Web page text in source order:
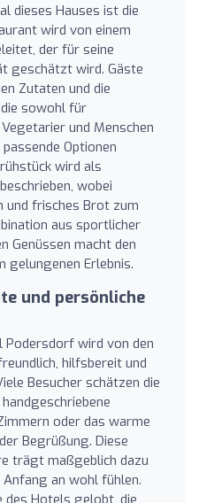
dieses Hauses ist die
wird von einem
der für seine
geschätzt wird. Gäste
Zutaten und die
sowohl für
und Menschen
Optionen
wird als
wobei
und frisches Brot zum
aus sportlicher
Genüssen macht den
gelungenen Erlebnis.
und persönliche
wird von den
hilfsbereit und
Besucher schätzen die
oder das warme
Begrüßung. Diese
trägt maßgeblich dazu
Anfang an wohl fühlen.
des Hotels gelobt, die